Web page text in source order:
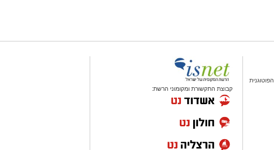
הפוטוגנית
קבוצת התקשורת ומקומוני הרשת: